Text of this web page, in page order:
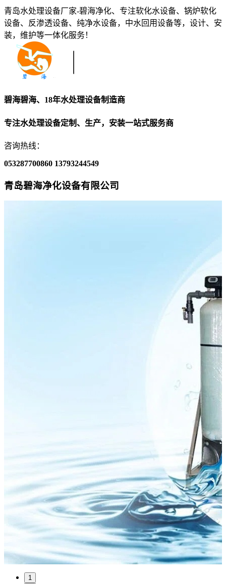
青岛水处理设备厂家-碧海净化、专注软化水设备、锅炉软化
设备、反渗透设备、纯净水设备，中水回用设备等，设计、安
装，维护等一体化服务！
碧海碧海、18年水处理设备制造商
专注水处理设备定制、生产，安装一站式服务商
咨询热线：
053287700860 13793244549
青岛碧海净化设备有限公司
1